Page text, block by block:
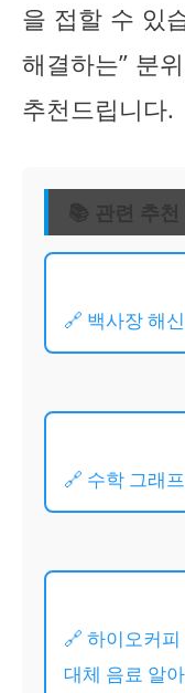
을 접할 수 있
해결하는” 분
추천드립니다.
📚 관련 추천
🔗 백사장 해
🔗 수학 그래
🔗 하이오커
대체 음료 알